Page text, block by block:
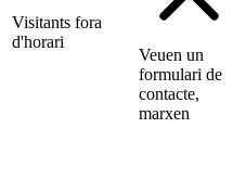
Visitants fora
d'horari
Veuen un
formulari de
contacte,
marxen